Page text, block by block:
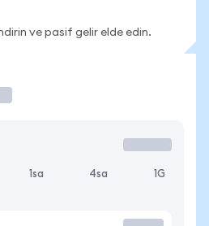
ve pasif gelir elde edin.
1sa 4sa 1G